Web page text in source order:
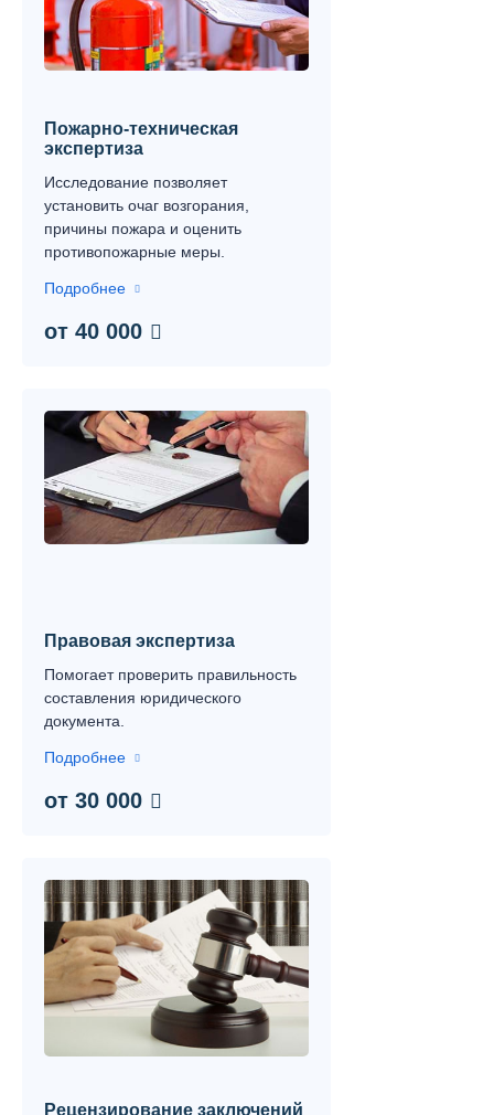
Пожарно-техническая
экспертиза
Исследование позволяет
установить очаг возгорания,
причины пожара и оценить
противопожарные меры.
Подробнее
от 40 000
Правовая экспертиза
Помогает проверить правильность
составления юридического
документа.
Подробнее
от 30 000
Рецензирование заключений